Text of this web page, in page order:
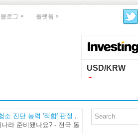
블로그 » 플랫폼 »
소 진단 능력 '적합' 판정 ,
라 준비됐나요? - 전국 동